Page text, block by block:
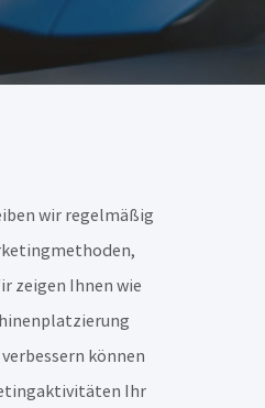
wir regelmäßig
zeigen Ihnen wie
können
Ihr